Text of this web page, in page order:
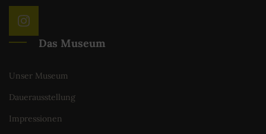
Das Museum
Unser Museum
Dauerausstellung
Impressionen